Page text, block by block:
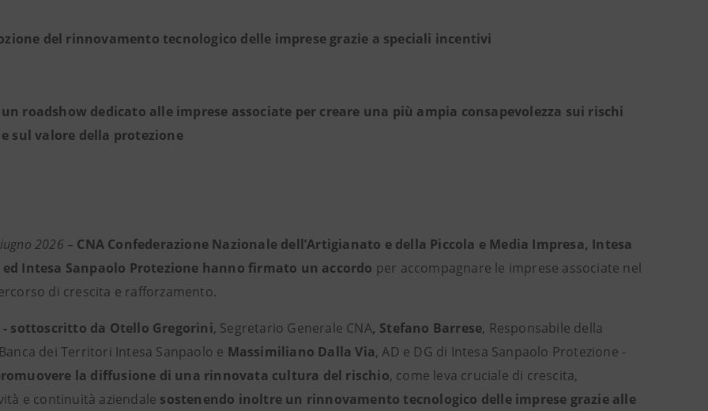
del rinnovamento tecnologico delle imprese grazie a speciali incentivi
roadshow dedicato alle imprese associate per creare una più ampia consapevolezza sui rischi
sul valore della protezione
2026– CNA Confederazione Nazionale dell’Artigianato e della Piccola e Media Impresa, Intesa
ed Intesa Sanpaolo Protezione hanno firmato un accordo per accompagnare le imprese associate nel
di crescita e rafforzamento.
- sottoscritto da Otello Gregorini, Segretario Generale CNA, Stefano Barrese, Responsabile della
dei Territori Intesa Sanpaolo e Massimiliano Dalla Via, AD e DG di Intesa Sanpaolo Protezione -
la diffusione di una rinnovata cultura del rischio, come leva cruciale di crescita,
e continuità aziendale sostenendo inoltre un rinnovamento tecnologico delle imprese grazie alle